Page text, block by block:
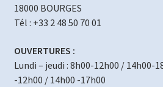
18000 BOURGES
Tél : +33 2 48 50 70 01
OUVERTURES :
Lundi – jeudi : 8h00-12h00 / 14h00-
-12h00 / 14h00 -17h00